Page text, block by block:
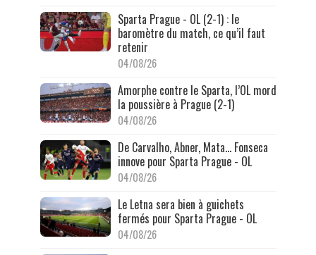
Sparta Prague - OL (2-1) : le
baromètre du match, ce qu’il faut
retenir
04/08/26
Amorphe contre le Sparta, l’OL mord
la poussière à Prague (2-1)
04/08/26
De Carvalho, Abner, Mata… Fonseca
innove pour Sparta Prague - OL
04/08/26
Le Letna sera bien à guichets
fermés pour Sparta Prague - OL
04/08/26